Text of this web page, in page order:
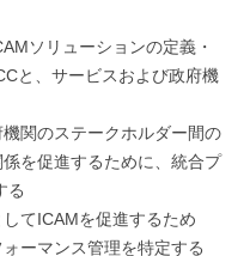
ソリューションの定義・
と、サービスおよび政府機
関のステークホルダー間の
を促進するために、統合プ
る
てICAMを促進するため
ーマンス管理を特定する